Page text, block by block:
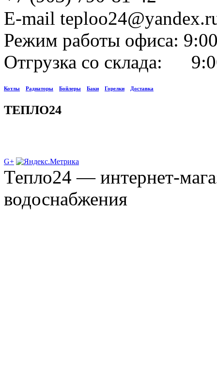
E-mail
Режим работы офиса:
Отгрузка со склада:
Котлы Радиаторы Бойлеры Баки Горелки Доставка
ТЕПЛО24
G+
Тепло24 — интернет-
водоснабжения